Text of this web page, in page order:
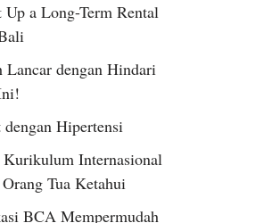
Up a Long-Term Rental
dengan Hindari
dengan Hipertensi
Kurikulum Internasional
Tua Ketahui
BCA Mempermudah